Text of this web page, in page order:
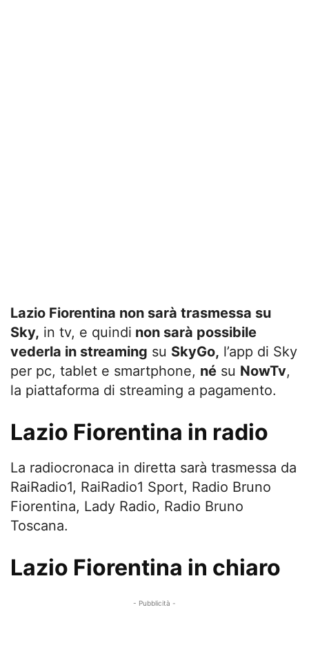
Lazio Fiorentina non sarà trasmessa su
Sky, in tv, e quindi non sarà possibile
vederla in streaming su SkyGo, l’app di Sky
per pc, tablet e smartphone, né su NowTv,
la piattaforma di streaming a pagamento.
Lazio Fiorentina in radio
La radiocronaca in diretta sarà trasmessa da
RaiRadio1, RaiRadio1 Sport, Radio Bruno
Fiorentina, Lady Radio, Radio Bruno
Toscana.
Lazio Fiorentina in chiaro
- Pubblicità -